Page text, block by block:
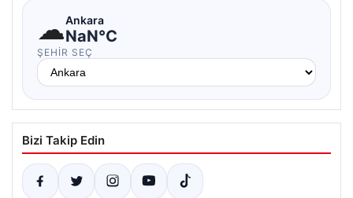
☁Ankara
NaN°C
ŞEHIR SEÇ
Bizi Takip Edin